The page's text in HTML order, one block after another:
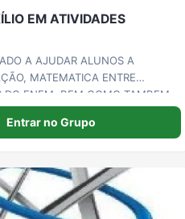
EM ATIVIDADES
A AJUDAR ALUNOS A
MATEMATICA ENTRE
DO ENEM, BEM COMO TAMBEM
ESCOLARES.
Entrar no Grupo